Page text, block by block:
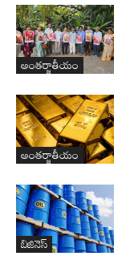
అంతర్జాతీయం
అంతర్జాతీయం
బిజినెస్‌